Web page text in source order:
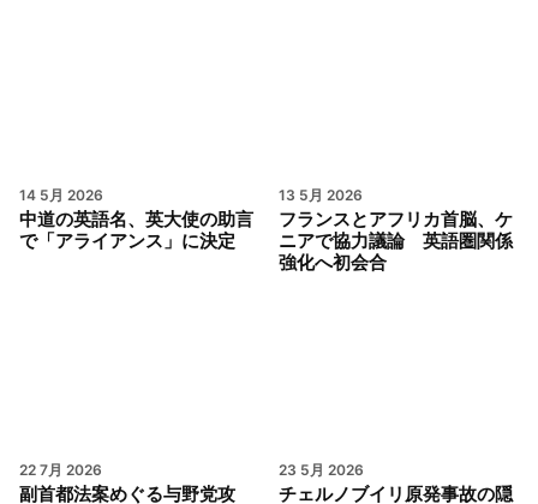
14 5月 2026
中道の英語名、英大使の助言
で「アライアンス」に決定
13 5月 2026
フランスとアフリカ首脳、ケ
ニアで協力議論 英語圏関係
強化へ初会合
22 7月 2026
副首都法案めぐる与野党攻
23 5月 2026
チェルノブイリ原発事故の隠